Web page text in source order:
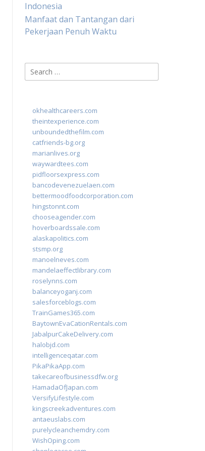
Indonesia
Manfaat dan Tantangan dari
Pekerjaan Penuh Waktu
Search
for:
okhealthcareers.com
theintexperience.com
unboundedthefilm.com
catfriends-bg.org
marianlives.org
waywardtees.com
pidfloorsexpress.com
bancodevenezuelaen.com
bettermoodfoodcorporation.com
hingstonnt.com
chooseagender.com
hoverboardssale.com
alaskapolitics.com
stsmp.org
manoelneves.com
mandelaeffectlibrary.com
roselynns.com
balanceyoganj.com
salesforceblogs.com
TrainGames365.com
BaytownEvaCationRentals.com
JabalpurCakeDelivery.com
halobjd.com
intelligenceqatar.com
PikaPikaApp.com
takecareofbusinessdfw.org
HamadaOfJapan.com
VersifyLifestyle.com
kingscreekadventures.com
antaeuslabs.com
purelycleanchemdry.com
WishOping.com